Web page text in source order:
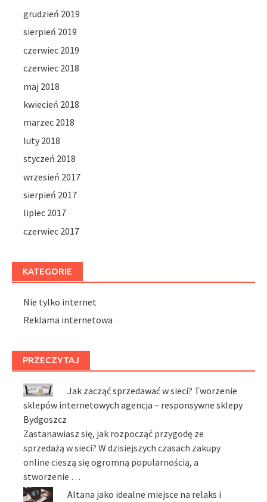
grudzień 2019
sierpień 2019
czerwiec 2019
czerwiec 2018
maj 2018
kwiecień 2018
marzec 2018
luty 2018
styczeń 2018
wrzesień 2017
sierpień 2017
lipiec 2017
czerwiec 2017
KATEGORIE
Nie tylko internet
Reklama internetowa
PRZECZYTAJ
Jak zacząć sprzedawać w sieci? Tworzenie
sklepów internetowych agencja – responsywne sklepy
Bydgoszcz
Zastanawiasz się, jak rozpocząć przygodę ze
sprzedażą w sieci? W dzisiejszych czasach zakupy
online cieszą się ogromną popularnością, a
stworzenie …
Altana jako idealne miejsce na relaks i